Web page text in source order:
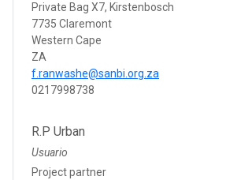
Private Bag X7, Kirstenbosch
7735 Claremont
Western Cape
ZA
f.ranwashe@sanbi.org.za
0217998738
R.P Urban
Usuario
Project partner